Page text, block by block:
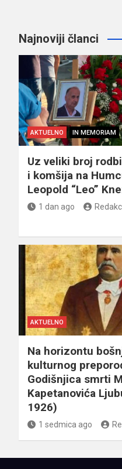
Najnoviji članci
AKTUELNO IN MEMORIAM
Uz veliki broj
i komšija na
Leopold “Leo”
1 dan ago
AKTUELNO
Na horizontu
kulturnog
Godišnjica smrti
Kapetanovića
1926)
1 sedmica ago